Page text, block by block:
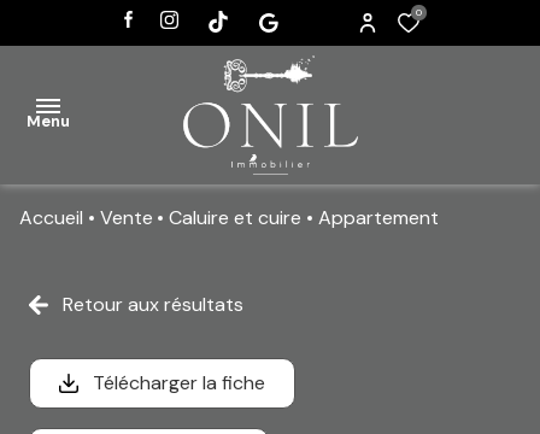
0
Menu
VENTES
ACTUALITÉS
Accueil Vente Caluire et cuire Appartement
Retour aux résultats
Télécharger la fiche